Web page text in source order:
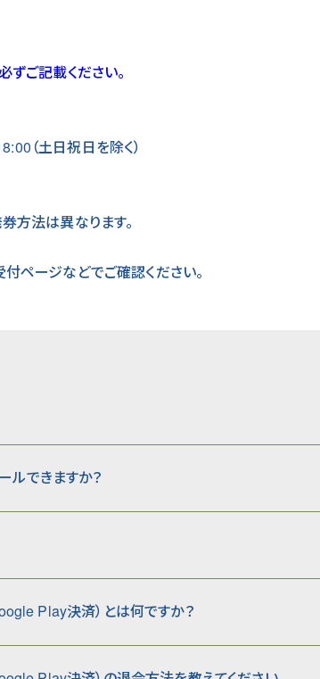
ずご記載ください。
（土日祝日を除く）
方法は異なります。
ページなどでご確認ください。
ルできますか？
Play決済）とは何ですか？